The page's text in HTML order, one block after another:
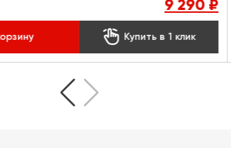
9 290 ₽
 Купить в 1 клик